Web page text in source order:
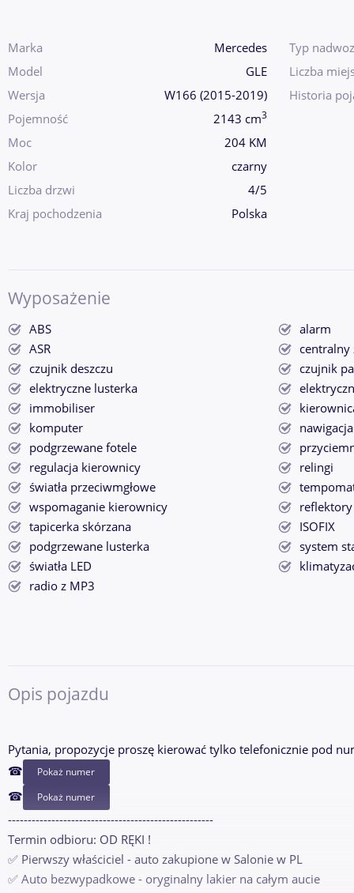
Marka
Mercedes
Model
GLE
Wersja
W166 (2015-2019)
Pojemność
2143 cm3
Moc
204 KM
Kolor
czarny
Liczba drzwi
4/5
Kraj pochodzenia
Polska
Typ
Liczba
Historia
Wyposażenie
ABS
alarm
ASR
centralny
czujnik deszczu
czujnik
elektryczne lusterka
immobiliser
komputer
podgrzewane fotele
regulacja kierownicy
relingi
światła przeciwmgłowe
wspomaganie kierownicy
tapicerka skórzana
ISOFIX
podgrzewane lusterka
system
światła LED
radio z MP3
Opis pojazdu
Pytania, propozycje proszę kierować tylko telefonicznie pod
☎
Pokaż numer
☎ Pokaż numer
----------------------------------------------------
Termin odbioru: OD RĘKI !
✅ Pierwszy właściciel - auto zakupione w Salonie w PL
✅ Auto bezwypadkowe - oryginalny lakier na całym aucie